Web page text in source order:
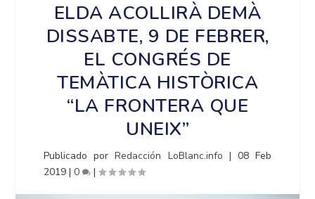
ELDA ACOLLIRÀ DEMÀ
DISSABTE, 9 DE FEBRER,
EL CONGRÉS DE
TEMÀTICA HISTÒRICA
“LA FRONTERA QUE
UNEIX”
Publicado porRedacción LoBlanc.info | 08 Feb
2019 |0 |